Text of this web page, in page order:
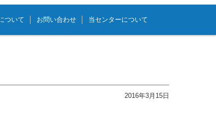
ついて お問い合わせ 当センターについて
2016年3月15日